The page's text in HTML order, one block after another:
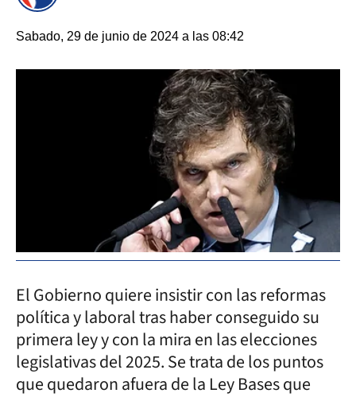
Sabado, 29 de junio de 2024 a las 08:42
El Gobierno quiere insistir con las reformas
política y laboral tras haber conseguido su
primera ley y con la mira en las elecciones
legislativas del 2025. Se trata de los puntos
que quedaron afuera de la Ley Bases que